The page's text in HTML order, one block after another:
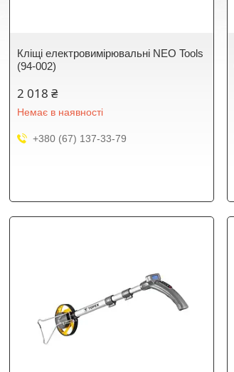
Кліщі електровимірювальні NEO Tools
(94-002)
2 018 ₴
Немає в наявності
+380 (67) 137-33-79